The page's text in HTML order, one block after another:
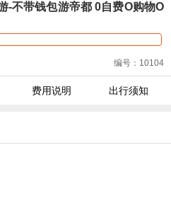
-不带钱包游帝都 0自费O购物O
三钻酒店
编号：10104
费用说明 出行须知